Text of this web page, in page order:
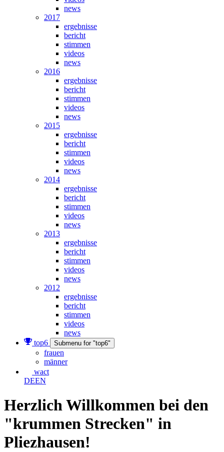
news
2017
ergebnisse
bericht
stimmen
videos
news
2016
ergebnisse
bericht
stimmen
videos
news
2015
ergebnisse
bericht
stimmen
videos
news
2014
ergebnisse
bericht
stimmen
videos
news
2013
ergebnisse
bericht
stimmen
videos
news
2012
ergebnisse
bericht
stimmen
videos
news
top6
Submenu for "top6"
frauen
männer
wact
DEEN
Herzlich Willkommen bei den
"krummen Strecken" in
Pliezhausen!